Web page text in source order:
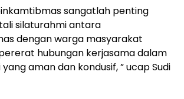
sangatlah penting
silaturahmi antara
dengan warga masyarakat
hubungan kerjasama dalam
aman dan kondusif, ” ucap Sudi